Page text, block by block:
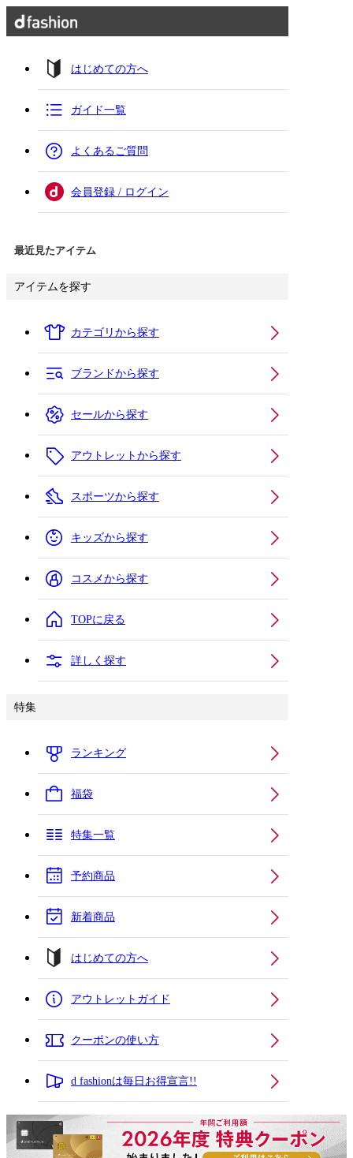
はじめての方へ
ガイド一覧
よくあるご質問
会員登録 / ログイン
最近見たアイテム
アイテムを探す
カテゴリから探す
ブランドから探す
セールから探す
アウトレットから探す
スポーツから探す
キッズから探す
コスメから探す
TOPに戻る
詳しく探す
特集
ランキング
福袋
特集一覧
予約商品
新着商品
はじめての方へ
アウトレットガイド
クーポンの使い方
d fashionは毎日お得宣言!!